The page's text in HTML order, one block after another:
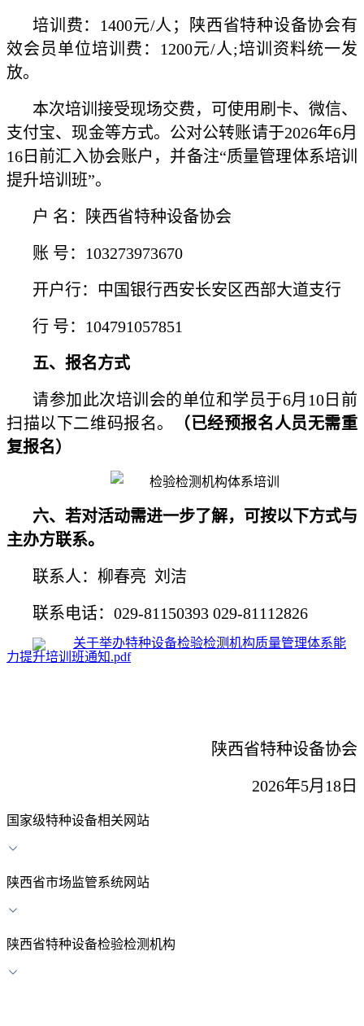
培训费：1400元/人；陕西省特种设备协会有
效会员单位培训费：1200元/人;培训资料统一发
放。
本次培训接受现场交费，可使用刷卡、微信、
支付宝、现金等方式。公对公转账请于2026年6月
16日前汇入协会账户，并备注“质量管理体系培训
提升培训班”。
户 名：陕西省特种设备协会
账 号：103273973670
开户行：中国银行西安长安区西部大道支行
行 号：104791057851
五、报名方式
请参加此次培训会的单位和学员于6月10日前
扫描以下二维码报名。
（已经预报名人员无需重
复报名）
六、若对活动需进一步了解，可按以下方式与
主办方联系。
联系人：柳春亮 刘洁
联系电话：029-81150393 029-81112826
关于举办特种设备检验检测机构质量管理体系能
力提升培训班通知.pdf
陕西省特种设备协会
2026年5月18日
国家级特种设备相关网站
陕西省市场监管系统网站
陕西省特种设备检验检测机构